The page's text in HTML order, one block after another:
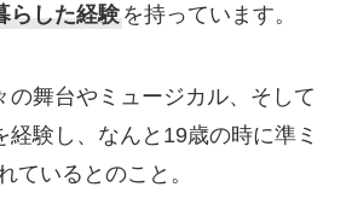
らした経験 を持っています。
の舞台やミュージカル、そして
経験し、なんと19歳の時に準ミ
ているとのこと。